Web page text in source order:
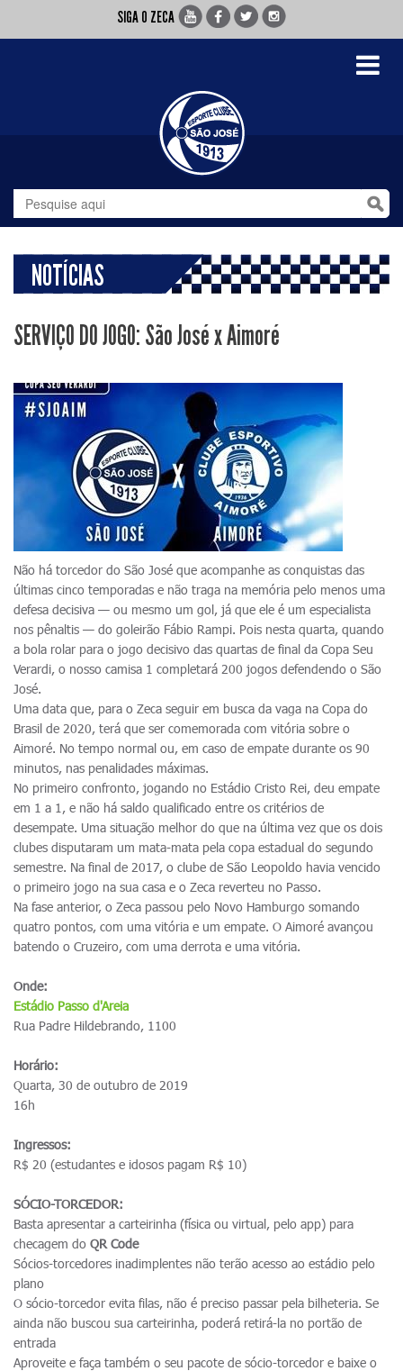
SIGA O ZECA
Toggle
NOTÍCIAS
SERVIÇO DO JOGO: São José x Aimoré
Não há torcedor do São José que acompanhe as conquistas das
últimas cinco temporadas e não traga na memória pelo menos uma
defesa decisiva — ou mesmo um gol, já que ele é um especialista
nos pênaltis — do goleirão Fábio Rampi. Pois nesta quarta, quando
a bola rolar para o jogo decisivo das quartas de final da Copa Seu
Verardi, o nosso camisa 1 completará 200 jogos defendendo o São
José.
Uma data que, para o Zeca seguir em busca da vaga na Copa do
Brasil de 2020, terá que ser comemorada com vitória sobre o
Aimoré. No tempo normal ou, em caso de empate durante os 90
minutos, nas penalidades máximas.
No primeiro confronto, jogando no Estádio Cristo Rei, deu empate
em 1 a 1, e não há saldo qualificado entre os critérios de
desempate. Uma situação melhor do que na última vez que os dois
clubes disputaram um mata-mata pela copa estadual do segundo
semestre. Na final de 2017, o clube de São Leopoldo havia vencido
o primeiro jogo na sua casa e o Zeca reverteu no Passo.
Na fase anterior, o Zeca passou pelo Novo Hamburgo somando
quatro pontos, com uma vitória e um empate. O Aimoré avançou
batendo o Cruzeiro, com uma derrota e uma vitória.
Onde:
Estádio Passo d'Areia
Rua Padre Hildebrando, 1100
Horário:
Quarta, 30 de outubro de 2019
16h
Ingressos:
R$ 20 (estudantes e idosos pagam R$ 10)
SÓCIO-TORCEDOR:
Basta apresentar a carteirinha (física ou virtual, pelo app) para
checagem do QR Code
Sócios-torcedores inadimplentes não terão acesso ao estádio pelo
plano
O sócio-torcedor evita filas, não é preciso passar pela bilheteria. Se
ainda não buscou sua carteirinha, poderá retirá-la no portão de
entrada
Aproveite e faça também o seu pacote de sócio-torcedor e baixe o